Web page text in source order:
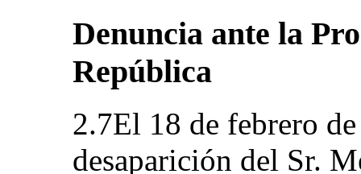
Denuncia ante la
República
2.7El 18 de febrero
desaparición del Sr.